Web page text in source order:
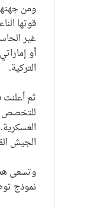
ومن
قوتها
غير
التركية.
للتخصص
الجيش
وتسعى
نموذج